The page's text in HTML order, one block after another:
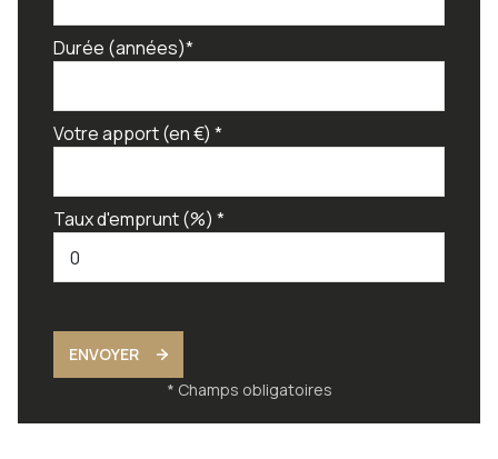
Durée (années)*
Votre apport (en €) *
Taux d'emprunt (%) *
ENVOYER
* Champs obligatoires